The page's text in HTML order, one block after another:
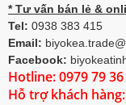
* Tư vấn bán lẻ &
Tel: 0938 383 415
Email:
Facebook:
Hotline: 0979 79
Hỗ trợ khách hàng: